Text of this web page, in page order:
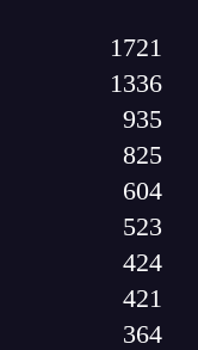
1721
1336
935
825
604
523
424
421
364